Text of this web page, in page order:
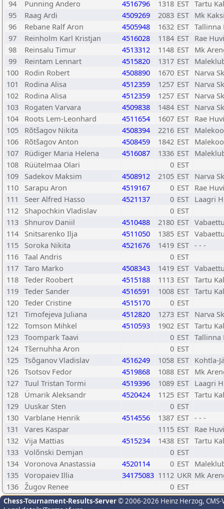
94 Punning Andero 4516796 1318 EST Tartu
95
Raag Ardi 4509269 2083 EST Mk
96
Rebane Ralf Aron 4505948 1632 EST Tallinna
97
Reinholm Karl Kristjan 4516028 1184 EST Rae
98
Reinsalu Timur 4513312 1148 EST Mk
99
Reintam Lennart 4515820 1317 EST
100
Rodin Robert 4508890 1670 EST Narva
101
Rodina Alisa 4512359 1257 EST Narva
102
Rodina Alisa 4512359 1257 EST Narva
103
Rogaten Varvara 4509838 1484 EST Narva
104
Roots Lem-Leonhard 4511654 1607 EST Rae
105
Rõtšagov Nikita 4508394 2216 EST
106
Rõtšagov Anton 4508459 1842 EST
107
Rüdiger Maria Helena 4516087 1336 EST
108
Rüütelmaa Olari 0 EST
109
Sadekov Maksim 4508912 2105 EST Narva
110
Sarapu Aron 4519167 0 EST Rae
111
Seer Alfred Hasso 4521137 0 EST Laagri
112
Shapochkin Vladislav 0 EST
113
Shnurov Daniil 4510488 2180 EST
114
Snitsarenko Ilja 4511050 1385 EST
115
Soroka Nikita 4521676 1419 EST - - -
116 Taal Andris 0 EST
117 Taro Marko 4508343 1419 EST
118 Teder Roobert 4515188 1113 EST Tartu
119 Teder Sander 4516591 1008 EST Tartu
120 Teder Cristine 4515170 0 EST
121
Timofejeva Juliana 4512820 1273 EST Narva
122 Tomson Mihkel 4510593 1902 EST Tartu
123 Toompark Taavi 0 EST Tallinna
124 Tšernuhha Aron 0 EST
125 Tsõganov Vladislav 4516249 1058 EST Kohtla-
126 Tsotsov Fedor 4519868 1088 EST Mk
127 Tuul Tristan Tormi 4519396 1089 EST Laagri
128
Ümarik Aleksandr 4520424 1125 EST Tartu
129
Uuskar Sten 0 EST
130 Varblane Henrik 4514556 1387 EST - - -
131
Vares Kaspar 1115 EST Rae
132 Vija Mattias 4515234 1438 EST Tartu
133 Volõnski Demjan 0 EST
134 Voronova Anastassia 4520114 0 EST
135 Voropaiev Illia 34175083 1112 UKR Mk
136 Žugov Renee 0 EST
Chess-Tournament-Results-Server© 2006-2026 Heinz Herzog,